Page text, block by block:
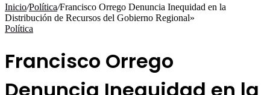
Inicio/Política/Francisco Orrego Denuncia Inequidad en la
Distribución de Recursos del Gobierno Regional»
Política
Francisco Orrego